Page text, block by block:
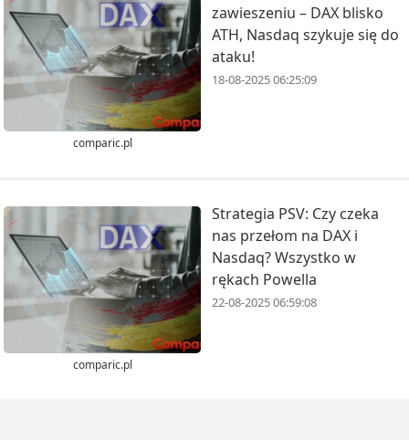
comparic.pl
zawieszeniu – DAX blisko
ATH, Nasdaq szykuje się do
ataku!
18-08-2025 06:25:09
comparic.pl
Strategia PSV: Czy czeka
nas przełom na DAX i
Nasdaq? Wszystko w
rękach Powella
22-08-2025 06:59:08